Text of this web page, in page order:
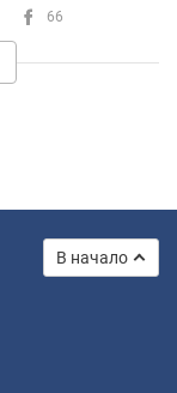
66
В начало